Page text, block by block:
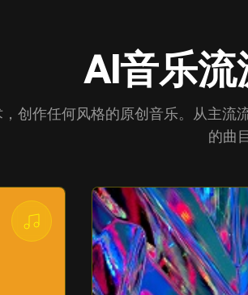
AI音乐
创作任何风格的原创音乐。从主流
的曲